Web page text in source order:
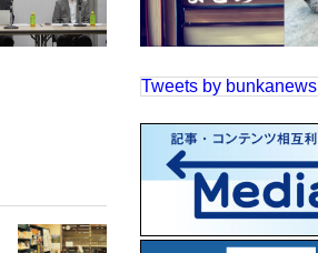
Tweets by bunkanews